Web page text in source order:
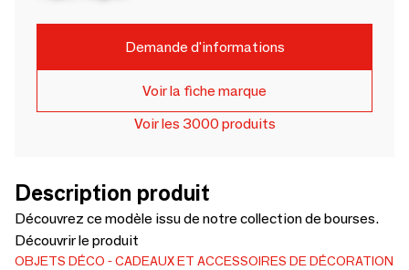
Demande d'informations
Voir la fiche marque
Voir les 3000 produits
Description produit
Découvrez ce modèle issu de notre collection de bourses.
Découvrir le produit
OBJETS DÉCO
CADEAUX ET ACCESSOIRES DE DÉCORATION